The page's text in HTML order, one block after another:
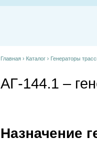
Главная › Каталог › Генераторы
АГ-144.1 –
Назначение